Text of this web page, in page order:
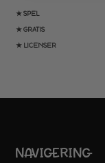
★ SPEL
★ GRATIS
★ LICENSER
NAVIGERING